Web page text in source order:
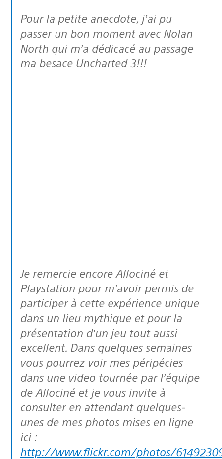
Pour la petite anecdote, j’ai pu
passer un bon moment avec Nolan
North qui m’a dédicacé au passage
ma besace Uncharted 3!!!
Je remercie encore Allociné et
Playstation pour m’avoir permis de
participer à cette expérience unique
dans un lieu mythique et pour la
présentation d’un jeu tout aussi
excellent. Dans quelques semaines
vous pourrez voir mes péripécies
dans une video tournée par l’équipe
de Allociné et je vous invite à
consulter en attendant quelques-
unes de mes photos mises en ligne
ici :
http://www.flickr.com/photos/